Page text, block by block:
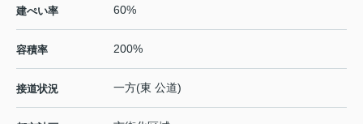
建ぺい率 60%
容積率 200%
接道状況 一方(東 公道)